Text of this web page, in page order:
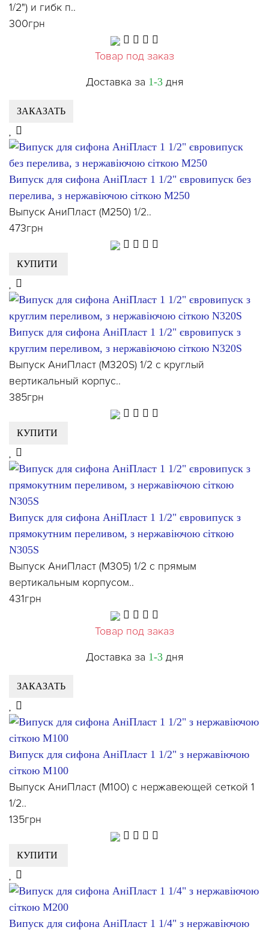
1/2") и гибк п..
300грн
Товар под заказ
Доставка за 1-3дня
ЗАКАЗАТЬ
Випуск для сифона АніПласт 1 1/2" євровипуск без
перелива, з нержавіючою сіткою М250
Выпуск АниПласт (М250) 1/2..
473грн
КУПИТИ
Випуск для сифона АніПласт 1 1/2" євровипуск з
круглим переливом, з нержавіючою сіткою N320S
Выпуск АниПласт (М320S) 1/2 с круглый
вертикальный корпус..
385грн
КУПИТИ
Випуск для сифона АніПласт 1 1/2" євровипуск з
прямокутним переливом, з нержавіючою сіткою
N305S
Выпуск АниПласт (М305) 1/2 с прямым
вертикальным корпусом..
431грн
Товар под заказ
Доставка за 1-3дня
ЗАКАЗАТЬ
Випуск для сифона АніПласт 1 1/2" з нержавіючою
сіткою М100
Выпуск АниПласт (М100) с нержавеющей сеткой 1
1/2..
135грн
КУПИТИ
Випуск для сифона АніПласт 1 1/4" з нержавіючою